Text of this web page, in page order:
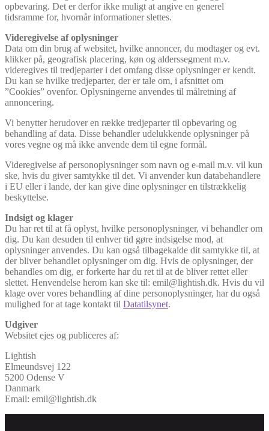
opbevaring. Det er derfor ikke muligt at angive en generel
tidsramme for, hvornår informationer slettes.
Videregivelse af oplysninger
Data om din brug af websitet, hvilke annoncer, du modtager og evt.
klikker på, geografisk placering, køn og alderssegment m.v.
videregives til tredjeparter i det omfang disse oplysninger er kendt.
Du kan se hvilke tredjeparter, der er tale om, i afsnittet om
”Cookies” ovenfor. Oplysningerne anvendes til målretning af
annoncering.
Vi benytter herudover en række tredjeparter til opbevaring og
behandling af data. Disse behandler udelukkende oplysninger på
vores vegne og må ikke anvende dem til egne formål.
Videregivelse af personoplysninger som navn og e-mail m.v. vil kun
ske, hvis du giver samtykke til det. Vi anvender kun databehandlere
i EU eller i lande, der kan give dine oplysninger en tilstrækkelig
beskyttelse.
Indsigt og klager
Du har ret til at få oplyst, hvilke personoplysninger, vi behandler om
dig. Du kan desuden til enhver tid gøre indsigelse mod, at
oplysninger anvendes. Du kan også tilbagekalde dit samtykke til, at
der bliver behandlet oplysninger om dig. Hvis de oplysninger, der
behandles om dig, er forkerte har du ret til at de bliver rettet eller
slettet. Henvendelse herom kan ske til: emil@lightish.dk. Hvis du vil
klage over vores behandling af dine personoplysninger, har du også
mulighed for at tage kontakt til Datatilsynet.
Udgiver
Websitet ejes og publiceres af:
Lightish
Elmeundsvej 122
5200 Odense V
Danmark
Email: emil@lightish.dk